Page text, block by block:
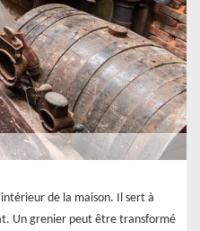
de la maison. Il sert à
Un grenier peut être transformé